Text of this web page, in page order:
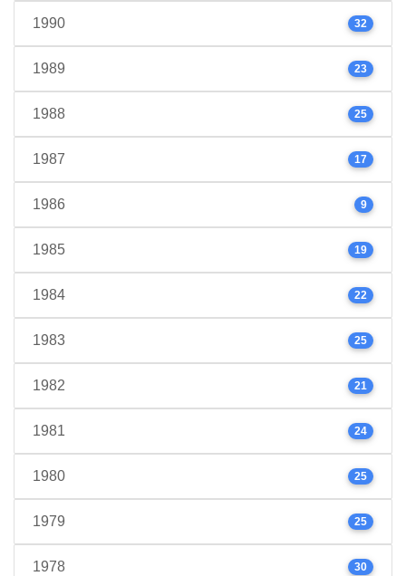
1990 32
1989 23
1988 25
1987 17
1986 9
1985 19
1984 22
1983 25
1982 21
1981 24
1980 25
1979 25
1978 30